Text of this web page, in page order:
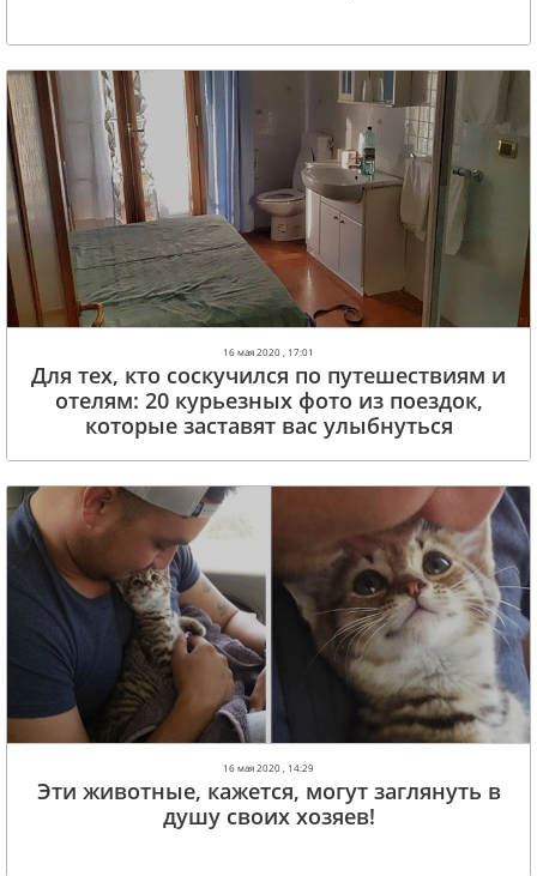
16 мая 2020 , 17:01
Для тех, кто соскучился по путешествиям и
отелям: 20 курьезных фото из поездок,
которые заставят вас улыбнуться
16 мая 2020 , 14:29
Эти животные, кажется, могут заглянуть в
душу своих хозяев!